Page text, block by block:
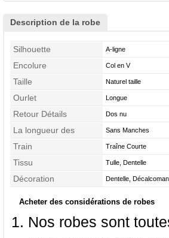
Description de la robe
Silhouette A-ligne
Encolure Col en V
Taille Naturel taille
Ourlet Longue
Retour Détails Dos nu
La longueur des
manches
Sans Manches
Train Traîne Courte
Tissu Tulle, Dentelle
Décoration Dentelle,
Acheter des considérations de robes
Nos robes sont